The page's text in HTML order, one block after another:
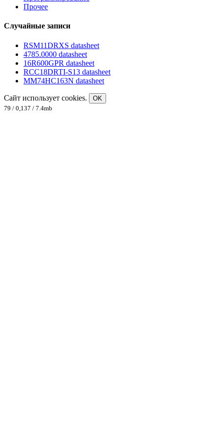
Прочее
Случайные записи
RSM11DRXS datasheet
4785.0000 datasheet
16R600GPR datasheet
RCC18DRTI-S13 datasheet
MM74HC163N datasheet
Сайт использует cookies.
OK
79 / 0,137 / 7.4mb